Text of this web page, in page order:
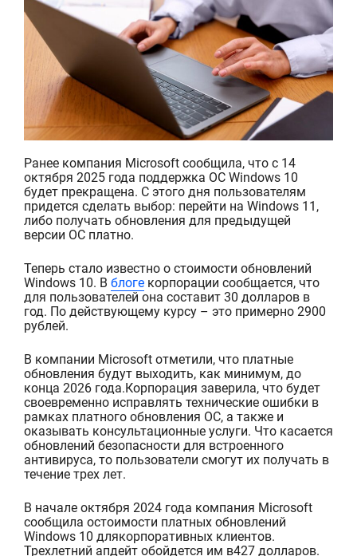
Ранее компания Microsoftсообщила, что с 14
октября 2025 года поддержка ОС Windows 10
будет прекращена. С этого дня пользователям
придется сделать выбор: перейти на Windows 1 1,
либо получать обновления для предыдущей
версии ОС платно.
Теперь стало известно о стоимости обновлений
Windows 10. В блогекорпорации сообщается, что
для пользователей она составит 30 долларов в
год. По действующему курсу – это примерно 2900
рублей.
В компании Microsoft отметили, что платные
обновления будут выходить, какминимум,до
конца 2026 года.Корпорация заверила, что будет
своевременно исправлять технические ошибки в
рамках платного обновления ОС, а такжеи
оказывать консультационные услуги. Что касается
обновлений безопасности для встроенного
антивируса, то пользователи смогут их получать в
течение трех лет.
В начале октября 2024 года компания Microsoft
сообщила остоимости платных обновлений
Windows 10 длякорпоративныхклиентов.
Трехлетний апдейт обойдется им в427 долларов.